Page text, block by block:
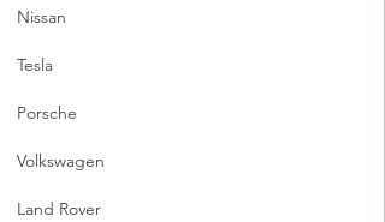
Nissan
Tesla
Porsche
Volkswagen
Land Rover